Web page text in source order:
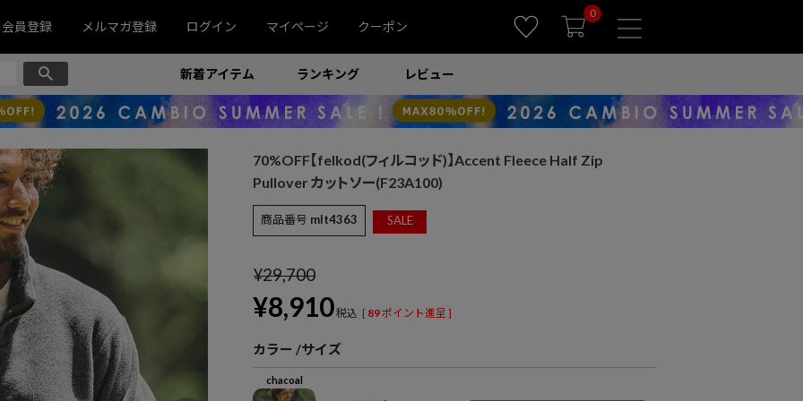
会員登録 メルマガ登録 ログイン マイページ クーポン
0
新着アイテム ランキング レビュー
70%OFF【felkod(フィルコッド)】Accent Fleece Half Zip
Pullover カットソー(F23A100)
商品番号 mlt4363 SALE
¥29,700
¥8,910税込 [ 89ポイント進呈 ]
カラー サイズ
chacoal